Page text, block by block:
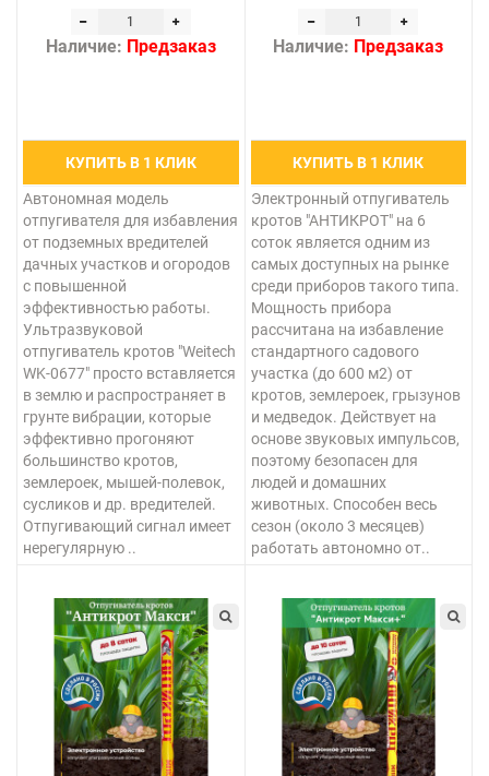
Наличие: Предзаказ
КУПИТЬ В 1 КЛИК
Автономная модель
отпугивателя для избавления
от подземных вредителей
дачных участков и огородов
с повышенной
эффективностью работы.
Ультразвуковой
отпугиватель кротов "Weitech
WK-0677" просто вставляется
в землю и распространяет в
грунте вибрации, которые
эффективно прогоняют
большинство кротов,
землероек, мышей-полевок,
сусликов и др. вредителей.
Отпугивающий сигнал имеет
нерегулярную ..
Наличие: Предзаказ
КУПИТЬ В 1 КЛИК
Электронный отпугиватель
кротов "АНТИКРОТ" на 6
соток является одним из
самых доступных на рынке
среди приборов такого типа.
Мощность прибора
рассчитана на избавление
стандартного садового
участка (до 600 м2) от
кротов, землероек, грызунов
и медведок. Действует на
основе звуковых импульсов,
поэтому безопасен для
людей и домашних
животных. Способен весь
сезон (около 3 месяцев)
работать автономно от..